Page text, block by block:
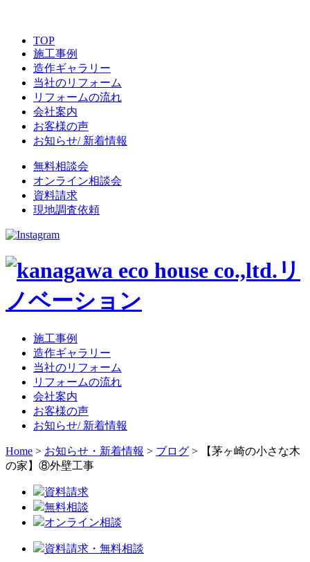
TOP
施工事例
造作ギャラリー
当社のリフォーム
リフォームの流れ
会社案内
お客様の声
お知らせ/ 新着情報
無料相談会
オンライン相談会
資料請求
現地調査依頼
施工事例
造作ギャラリー
当社のリフォーム
リフォームの流れ
会社案内
お客様の声
お知らせ/ 新着情報
Home > お知らせ・新着情報 > ブログ >
【茅ヶ崎の小さな木
の家】⑧外壁工事
資料請求
無料相談
オンライン相談
資料請求・無料相談